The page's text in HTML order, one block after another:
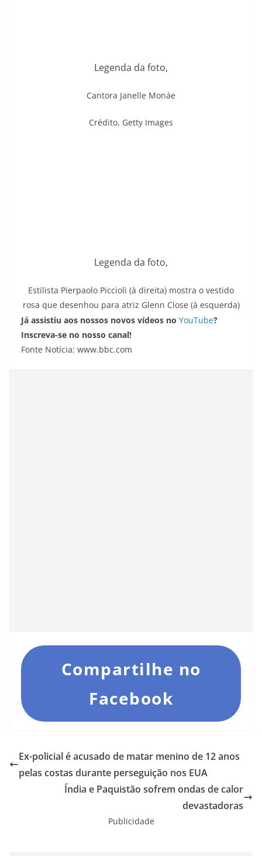
Legenda da foto,
Cantora Janelle Monáe
Crédito, Getty Images
Legenda da foto,
Estilista Pierpaolo Piccioli (à direita) mostra o vestido
rosa que desenhou para atriz Glenn Close (à esquerda)
Já assistiu aos nossos novos vídeos no YouTube?
Inscreva-se no nosso canal!
Fonte Notícia: www.bbc.com
Compartilhe no
Facebook
Ex-policial é acusado de matar menino de 12 anos
pelas costas durante perseguição nos EUA
Índia e Paquistão sofrem ondas de calor
devastadoras
Publicidade